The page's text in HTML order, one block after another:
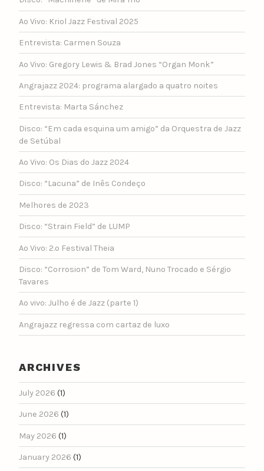
Ao Vivo: Kriol Jazz Festival 2025
Entrevista: Carmen Souza
Ao Vivo: Gregory Lewis & Brad Jones “Organ Monk”
Angrajazz 2024: programa alargado a quatro noites
Entrevista: Marta Sánchez
Disco: “Em cada esquina um amigo” da Orquestra de Jazz
de Setúbal
Ao Vivo: Os Dias do Jazz 2024
Disco: “Lacuna” de Inês Condeço
Melhores de 2023
Disco: “Strain Field” de LUMP
Ao Vivo: 2.º Festival Theia
Disco: “Corrosion” de Tom Ward, Nuno Trocado e Sérgio
Tavares
Ao vivo: Julho é de Jazz (parte 1)
Angrajazz regressa com cartaz de luxo
ARCHIVES
July 2026 (1)
June 2026 (1)
May 2026 (1)
January 2026 (1)